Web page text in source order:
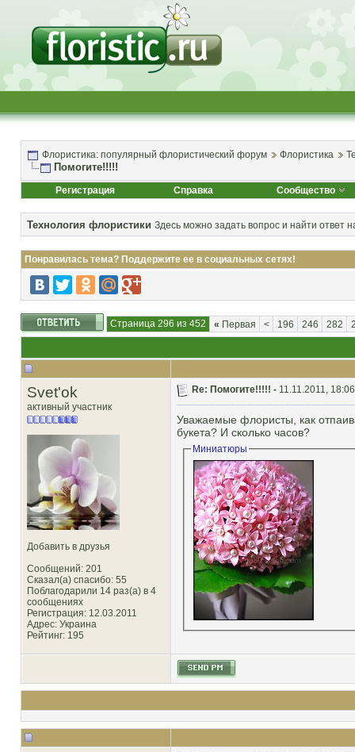
Флористика: популярный флористический форум Флористика
Помогите!!!!!
Регистрация Справка Сообщество
Технология флористики Здесь можно задать вопрос и найти ответ
Понравилась тема? Поддержите ее в социальных сетях!
Страница 296 из 452 « Первая < 196 246 282
Svet'ok
активный участник
Добавить в друзья
Сообщений: 201
Сказал(а) спасибо: 55
Поблагодарили 14 раз(а) в 4
сообщениях
Регистрация: 12.03.2011
Адрес: Украина
Рейтинг: 195
Re: Помогите!!!!! - 11.11.2011, 18:06
Уважаемые флористы, как
букета? И сколько часов?
Миниатюры